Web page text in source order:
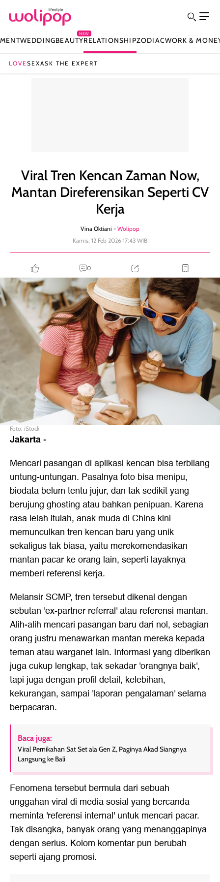
WEDDINGBEAUTY
NEW
RELATIONSHIPZODIACWORK &
LOVESEXASK THE EXPERT
Viral Tren Kencan Zaman Now,
Mantan Direferensikan Seperti CV
Kerja
Vina Oktiani - Wolipop
Kamis, 12 Feb 2026 17:43 WIB
0
Foto: iStock
Jakarta-
Mencari pasangan di aplikasi kencan bisa terbilang
untung-untungan. Pasalnya foto bisa menipu,
biodata belum tentu jujur, dan tak sedikit yang
berujung ghosting atau bahkan penipuan. Karena
rasa lelah itulah, anak muda di China kini
memunculkan tren kencan baru yang unik
sekaligus tak biasa, yaitu merekomendasikan
mantan pacar ke orang lain, seperti layaknya
memberi referensi kerja.
Melansir SCMP, tren tersebut dikenal dengan
sebutan 'ex-partner referral' atau referensi mantan.
Alih-alih mencari pasangan baru dari nol, sebagian
orang justru menawarkan mantan mereka kepada
teman atau warganet lain. Informasi yang diberikan
juga cukup lengkap, tak sekadar 'orangnya baik',
tapi juga dengan profil detail, kelebihan,
kekurangan, sampai 'laporan pengalaman' selama
berpacaran.
Baca juga:
Viral Pernikahan Sat Set ala Gen Z, Paginya Akad Siangnya
Langsung ke Bali
Fenomena tersebut bermula dari sebuah
unggahan viral di media sosial yang bercanda
meminta 'referensi internal' untuk mencari pacar.
Tak disangka, banyak orang yang menanggapinya
dengan serius. Kolom komentar pun berubah
seperti ajang promosi.